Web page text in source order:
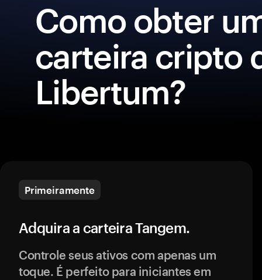
Como obter
carteira cripto
Libertum?
Primeiramente
Adquira a carteira Tangem.
Controle seus ativos com apenas um
toque. É perfeito para iniciantes em